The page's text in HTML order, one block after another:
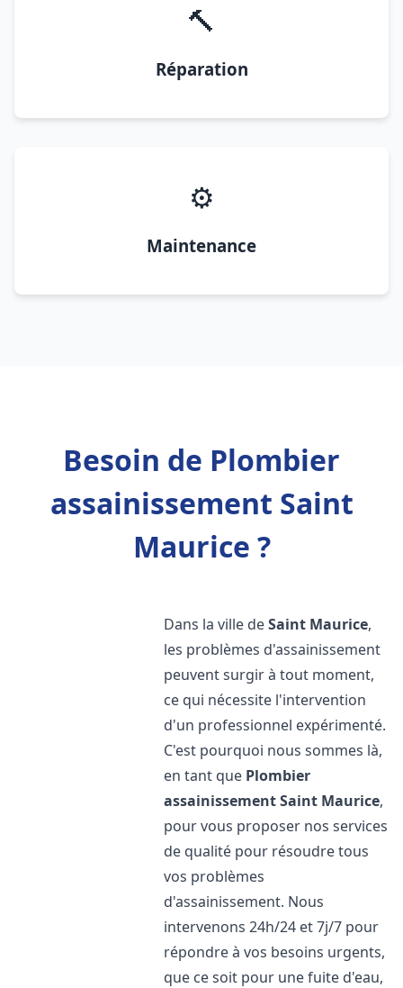
🔨
Réparation
⚙️
Maintenance
Besoin de Plombier
assainissement Saint
Maurice ?
Dans la ville deSaint Maurice,
les problèmes d'assainissement
peuvent surgir à tout moment,
ce qui nécessite l'intervention
d'un professionnel expérimenté.
C'est pourquoi nous sommes là,
en tant que Plombier
assainissementSaint Maurice,
pour vous proposer nos services
de qualité pour résoudre tous
vos problèmes
d'assainissement. Nous
intervenons 24h/24 et 7j/7 pour
répondre à vos besoins urgents,
que ce soit pour une fuite d'eau,